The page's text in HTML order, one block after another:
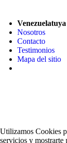
Venezuelatuya
Nosotros
Contacto
Testimonios
Mapa del sitio
Utilizamos Cookies
servicios y mostrarte